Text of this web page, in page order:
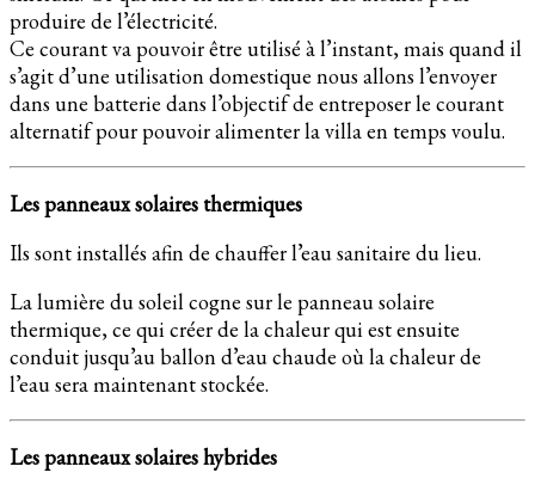
produire de l’électricité.
Ce courant va pouvoir être utilisé à l’instant, mais quand il
s’agit d’une utilisation domestique nous allons l’envoyer
dans une batterie dans l’objectif de entreposer le courant
alternatif pour pouvoir alimenter la villa en temps voulu.
Les panneaux solaires thermiques
Ils sont installés afin de chauffer l’eau sanitaire du lieu.
La lumière du soleil cogne sur le panneau solaire
thermique, ce qui créer de la chaleur qui est ensuite
conduit jusqu’au ballon d’eau chaude où la chaleur de
l’eau sera maintenant stockée.
Les panneaux solaires hybrides